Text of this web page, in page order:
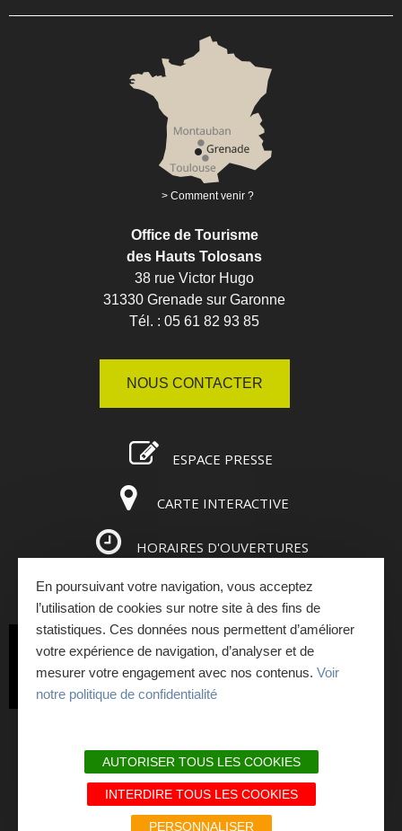
Comment venir ?
Office de Tourisme
des Hauts Tolosans
38 rue Victor Hugo
31330 Grenade sur Garonne
Tél. : 05 61 82 93 85
NOUS CONTACTER
ESPACE PRESSE
CARTE INTERACTIVE
HORAIRES D'OUVERTURES
ESPACE PRO
INSCRIVEZ-VOUS
À LA NEWSLETTER
PLAN DU SITE
MENTIONS LÉGALES ET RGPD
NOS ENGAGEMENTS QUALITÉ
LIENS PARTENAIRES
En poursuivant votre navigation, vous acceptez
l’utilisation de cookies sur notre site à des fins de
statistiques. Ces données nous permettent d’améliorer
votre expérience de navigation, d’analyser et de
mesurer votre engagement avec nos contenus. Voir
notre politique de confidentialité
AUTORISER TOUS LES COOKIES
INTERDIRE TOUS LES COOKIES
PERSONNALISER